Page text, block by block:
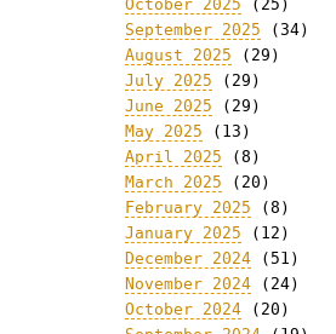
October 2025 (25)
September 2025 (34)
August 2025 (29)
July 2025 (29)
June 2025 (29)
May 2025 (13)
April 2025 (8)
March 2025 (20)
February 2025 (8)
January 2025 (12)
December 2024 (51)
November 2024 (24)
October 2024 (20)